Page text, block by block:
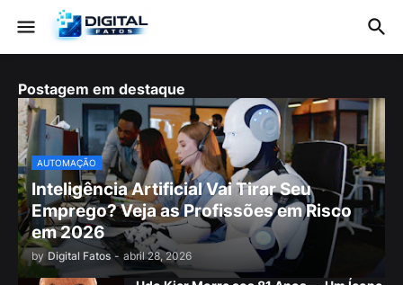
Postagem em destaque
AUTOMAÇÃO
Inteligência Artificial Vai Tirar Seu
Emprego? Veja as Profissões em Risco
em 2026
by Digital Fatos - abril 28, 2026